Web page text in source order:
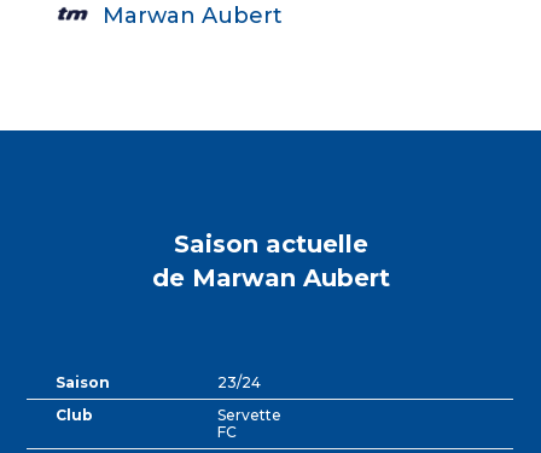
Marwan Aubert
Saison actuelle
de Marwan Aubert
Saison
23/24
Club
Servette
FC